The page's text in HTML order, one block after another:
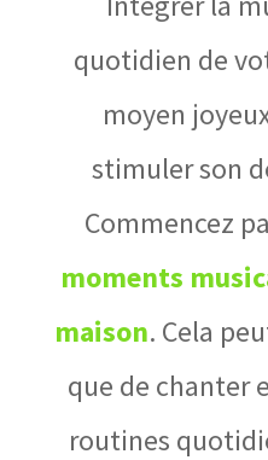
quotidien de
moyen
stimuler son
Commencez
moments
maison. Cela
que de chanter
routines